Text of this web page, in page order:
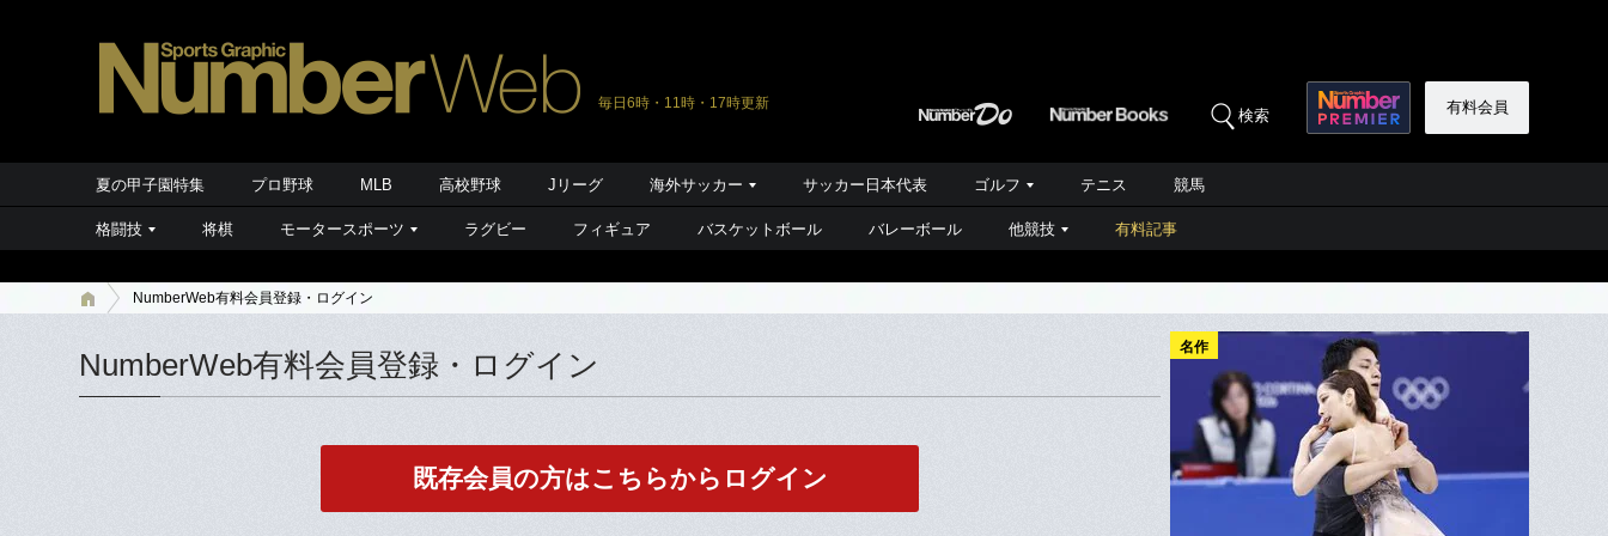
毎日6時・11時・17時更新
検索 有料会員
夏の甲子園特集 プロ野球 MLB 高校野球 Jリーグ 海外サッカー サッカー日本代表 ゴルフ テニス 競馬
格闘技 将棋 モータースポーツ ラグビー フィギュア バスケットボール バレーボール 他競技 有料記事
NumberWeb有料会員登録・ログイン
NumberWeb有料会員登録・ログイン
既存会員の方はこちらからログイン
名作